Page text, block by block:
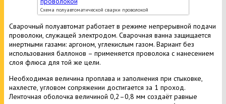
Схема полуавтоматической сварки проволокой
Сварочный полуавтомат работает в режиме непрерывной подачи
проволоки, служащей электродом. Сварочная ванна защищается
инертными газами: аргоном, углекислым газом. Вариант без
использования баллонов – применяется проволока с нанесением
слоя флюса для той же цели.
Необходимая величина проплава и заполнения при стыковке,
нахлесте, угловом сопряжении достигается за 1 проход.
Ленточная оболочка величиной 0,2–0,8 мм создаёт равные